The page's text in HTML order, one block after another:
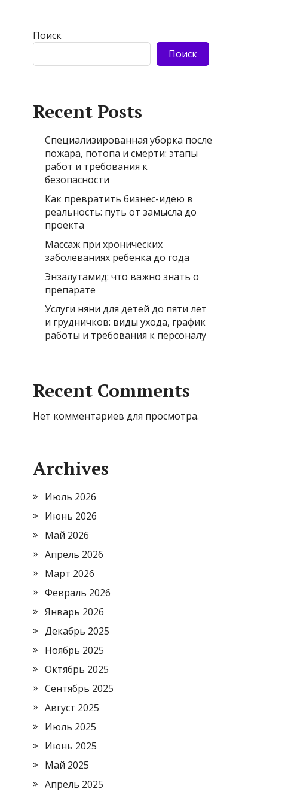
Поиск
Поиск
Recent Posts
Специализированная уборка после
пожара, потопа и смерти: этапы
работ и требования к
безопасности
Как превратить бизнес-идею в
реальность: путь от замысла до
проекта
Массаж при хронических
заболеваниях ребенка до года
Энзалутамид: что важно знать о
препарате
Услуги няни для детей до пяти лет
и грудничков: виды ухода, график
работы и требования к персоналу
Recent Comments
Нет комментариев для просмотра.
Archives
Июль 2026
Июнь 2026
Май 2026
Апрель 2026
Март 2026
Февраль 2026
Январь 2026
Декабрь 2025
Ноябрь 2025
Октябрь 2025
Сентябрь 2025
Август 2025
Июль 2025
Июнь 2025
Май 2025
Апрель 2025